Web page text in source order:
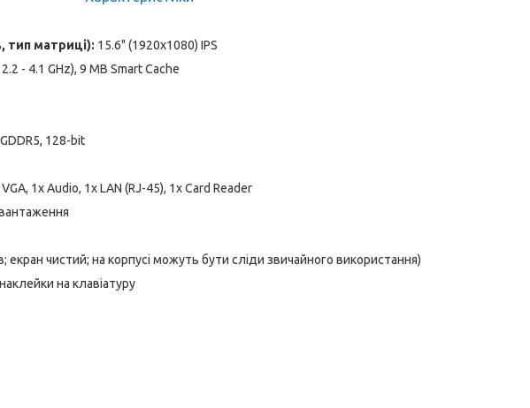
тип матриці): 15.6" (1920x1080) IPS
- 4.1 GHz), 9 MB Smart Cache
128-bit
1x Audio, 1x LAN (RJ-45), 1x Card Reader
чистий; на корпусі можуть бути сліди звичайного використання)
на клавіатуру